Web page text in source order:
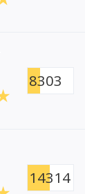
8303
14314